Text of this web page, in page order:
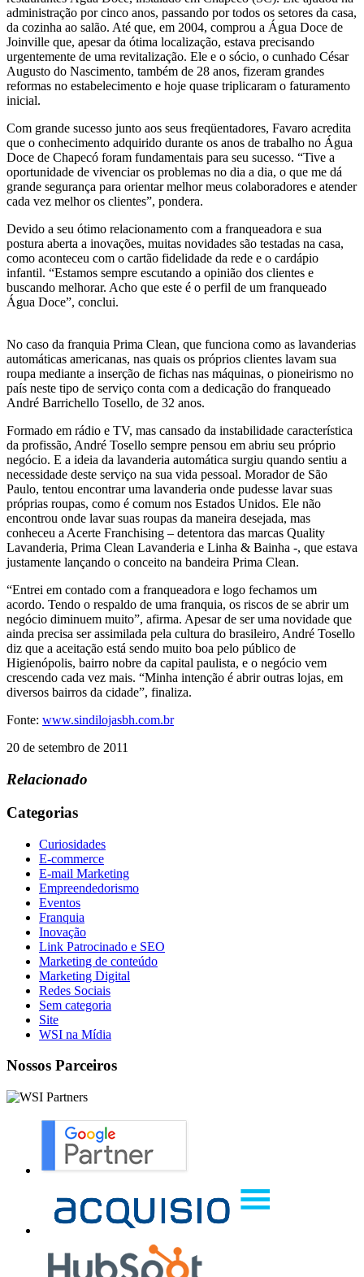
administração por cinco anos, passando por todos os setores da casa,
da cozinha ao salão. Até que, em 2004, comprou a Água Doce de
Joinville que, apesar da ótima localização, estava precisando
urgentemente de uma revitalização. Ele e o sócio, o cunhado César
Augusto do Nascimento, também de 28 anos, fizeram grandes
reformas no estabelecimento e hoje quase triplicaram o faturamento
inicial.
Com grande sucesso junto aos seus freqüentadores, Favaro acredita
que o conhecimento adquirido durante os anos de trabalho no Água
Doce de Chapecó foram fundamentais para seu sucesso. “Tive a
oportunidade de vivenciar os problemas no dia a dia, o que me dá
grande segurança para orientar melhor meus colaboradores e atender
cada vez melhor os clientes”, pondera.
Devido a seu ótimo relacionamento com a franqueadora e sua
postura aberta a inovações, muitas novidades são testadas na casa,
como aconteceu com o cartão fidelidade da rede e o cardápio
infantil. “Estamos sempre escutando a opinião dos clientes e
buscando melhorar. Acho que este é o perfil de um franqueado
Água Doce”, conclui.
No caso da franquia Prima Clean, que funciona como as lavanderias
automáticas americanas, nas quais os próprios clientes lavam sua
roupa mediante a inserção de fichas nas máquinas, o pioneirismo no
país neste tipo de serviço conta com a dedicação do franqueado
André Barrichello Tosello, de 32 anos.
Formado em rádio e TV, mas cansado da instabilidade característica
da profissão, André Tosello sempre pensou em abriu seu próprio
negócio. E a ideia da lavanderia automática surgiu quando sentiu a
necessidade deste serviço na sua vida pessoal. Morador de São
Paulo, tentou encontrar uma lavanderia onde pudesse lavar suas
próprias roupas, como é comum nos Estados Unidos. Ele não
encontrou onde lavar suas roupas da maneira desejada, mas
conheceu a Acerte Franchising – detentora das marcas Quality
Lavanderia, Prima Clean Lavanderia e Linha & Bainha -, que estava
justamente lançando o conceito na bandeira Prima Clean.
“Entrei em contado com a franqueadora e logo fechamos um
acordo. Tendo o respaldo de uma franquia, os riscos de se abrir um
negócio diminuem muito”, afirma. Apesar de ser uma novidade que
ainda precisa ser assimilada pela cultura do brasileiro, André Tosello
diz que a aceitação está sendo muito boa pelo público de
Higienópolis, bairro nobre da capital paulista, e o negócio vem
crescendo cada vez mais. “Minha intenção é abrir outras lojas, em
diversos bairros da cidade”, finaliza.
Fonte: www.sindilojasbh.com.br
20 de setembro de 2011
Relacionado
Categorias
Curiosidades
E-commerce
E-mail Marketing
Empreendedorismo
Eventos
Franquia
Inovação
Link Patrocinado e SEO
Marketing de conteúdo
Marketing Digital
Redes Sociais
Sem categoria
Site
WSI na Mídia
Nossos Parceiros